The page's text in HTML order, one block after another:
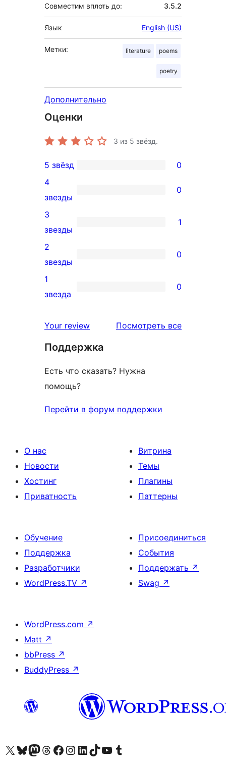
Совместим вплоть до: 3.5.2
Язык English (US)
Метки: literature poems
poetry
Дополнительно
Оценки
3 из 5 звёзд.
0
5-
звездный
отзыв
5 звёзд 0
0
4-
звездный
отзыв
4
звезды
0
1
3-
звездный
отзыв
3
звезды
1
0
2-
звездный
2
звезды
0
0
звездный
1
звезда
0
Your review Посмотреть всеотзывы
Поддержка
Есть что сказать? Нужна
помощь?
Перейти в форум поддержки
О нас
Новости
Хостинг
Приватность
Витрина
Темы
Плагины
Паттерны
Обучение
Поддержка
Разработчики
WordPress.TV ↗
Присоединиться
События
Поддержать ↗
Swag ↗
WordPress.com ↗
Matt ↗
bbPress ↗
BuddyPress ↗
Посетите нас в X (ранее Twitter)
Посетите нашу учётную запись в Bluesky
Посетите нашу ленту в Mastodon
Посетите нашу учётную запись в Threads
Посетите нашу страницу на Facebook
Посетите наш Instagram
Посетите нашу страницу в LinkedIn
Посетите нашу учётную запись в TikTok
Посетите наш канал YouTube
Посетите нашу учётную запись в Tumblr